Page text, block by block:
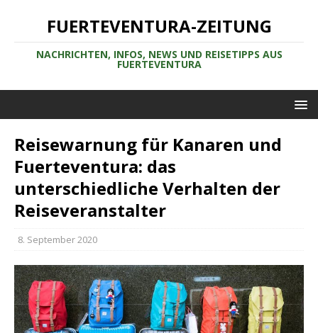
FUERTEVENTURA-ZEITUNG
NACHRICHTEN, INFOS, NEWS UND REISETIPPS AUS
FUERTEVENTURA
Reisewarnung für Kanaren und
Fuerteventura: das
unterschiedliche Verhalten der
Reiseveranstalter
8. September 2020